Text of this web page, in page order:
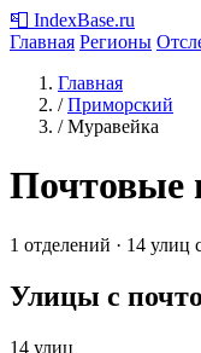
📮 IndexBase.ru
Главная Регионы
Главная
/ Приморский
/ Муравейка
Почтовые
1 отделений · 14 улиц
Улицы с
14 улиц